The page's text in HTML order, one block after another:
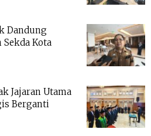
Dandung
Kota
Jajaran Utama
Berganti